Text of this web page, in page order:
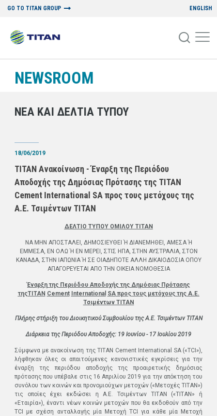
GO TO TITAN GROUP ENGLISH
NEWSROOM
ΝΕΑ ΚΑΙ ΔΕΛΤΙΑ ΤΥΠΟΥ
18/06/2019
ΤΙΤΑΝ Ανακοίνωση - Έναρξη της Περιόδου
Αποδοχής της Δημόσιας Πρότασης της TITAN
Cement International SA προς τους μετόχους της
Α.Ε. Τσιμέντων ΤΙΤΑΝ
ΔΕΛΤΙΟ ΤΥΠΟΥ ΟΜΙΛΟΥ ΤΙΤΑΝ
ΝΑ ΜΗΝ ΑΠΟΣΤΑΛΕΙ, ΔΗΜΟΣΙΕΥΘΕΙ Ή ΔΙΑΝΕΜΗΘΕΙ, ΑΜΕΣΑ Ή
ΕΜΜΕΣΑ, ΕΝ ΟΛΩ Ή ΕΝ ΜΕΡΕΙ, ΣΤΙΣ ΗΠΑ, ΣΤΗΝ ΑΥΣΤΡΑΛΙΑ, ΣΤΟΝ
ΚΑΝΑΔΑ, ΣΤΗΝ ΙΑΠΩΝΙΑ Ή ΣΕ ΟΙΑΔΗΠΟΤΕ ΑΛΛΗ ΔΙΚΑΙΟΔΟΣΙΑ ΟΠΟΥ
ΑΠΑΓΟΡΕΥΕΤΑΙ ΑΠΟ ΤΗΝ ΟΙΚΕΙΑ ΝΟΜΟΘΕΣΙΑ
Έναρξη της Περιόδου Αποδοχής της Δημόσιας Πρότασης
τηςTITAN Cement International SAπρος τους μετόχους της Α.Ε.
Τσιμέντων ΤΙΤΑΝ
Πλήρης στήριξη του Διοικητικού Συμβουλίου της Α.Ε. Τσιμέντων ΤΙΤΑΝ
Διάρκεια της Περιόδου Αποδοχής: 19 Ιουνίου - 17 Ιουλίου 2019
Σύμφωνα με ανακοίνωση της TITAN Cement International SA («TCI»),
λήφθηκαν όλες οι απαιτούμενες κανονιστικές εγκρίσεις για την
έναρξη της περιόδου αποδοχής της προαιρετικής δημόσιας
πρότασης που υπέβαλε στις 16 Απριλίου 2019 για την απόκτηση του
συνόλου των κοινών και προνομιούχων μετοχών («Μετοχές TΙΤΑΝ»)
τις οποίες έχει εκδώσει η A.E. Τσιμέντων ΤΙΤΑΝ («TΙΤΑΝ» ή
«Εταιρία»), έναντι νέων κοινών μετοχών που θα εκδοθούν από την
TCI με σχέση ανταλλαγής μία Μετοχή TCI για κάθε μία Μετοχή